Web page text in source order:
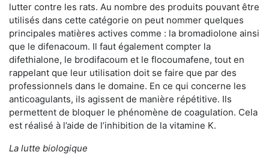
lutter contre les rats. Au nombre des produits pouvant être
utilisés dans cette catégorie on peut nommer quelques
principales matières actives comme : la bromadiolone ainsi
que le difenacoum. Il faut également compter la
difethialone, le brodifacoum et le flocoumafene, tout en
rappelant que leur utilisation doit se faire que par des
professionnels dans le domaine. En ce qui concerne les
anticoagulants, ils agissent de manière répétitive. Ils
permettent de bloquer le phénomène de coagulation. Cela
est réalisé à l’aide de l’inhibition de la vitamine K.
La lutte biologique